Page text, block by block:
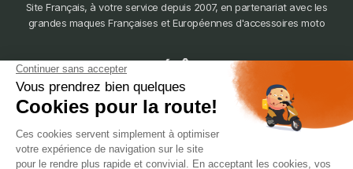
Site Français, à votre service depuis 2007, en partenariat avec les
grandes maques Françaises et Européennes d'accessoires moto
388 Av. Charles de Gaulle, 69200 Vénissieux